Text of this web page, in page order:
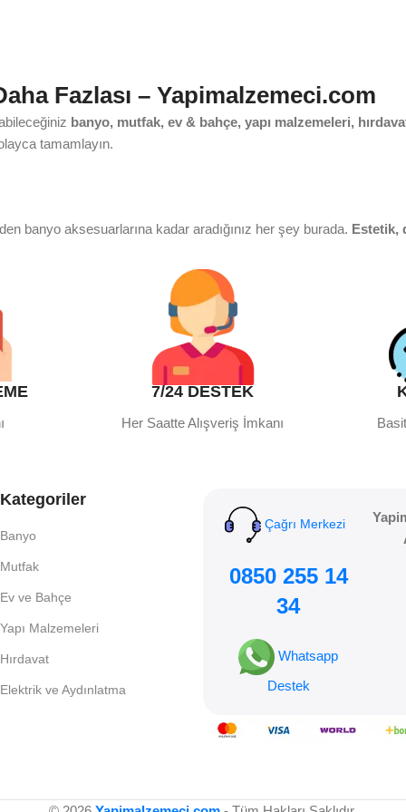
Fazlası – Yapimalzemeci.com
banyo, mutfak, ev & bahçe, yapı malzemeleri,
tamamlayın.
banyo aksesuarlarına kadar aradığınız her şey burada. Estetik,
adrestesiniz. Eviye, mutfak bataryası ve aksesuar çeşitleriyle
evinizde konforlu bir atmosfer yaratın. Bahçe bakımından iç
çatı altında buluşturuyoruz. El aletlerinden bağlantı
alanlarınızı hem güvenli hem de estetik hale getirin. LED
7/24 DESTEK
Her Saatte Alışveriş İmkanı
Kategoriler
Banyo
Mutfak
Ev ve Bahçe
Yapı Malzemeleri
Hırdavat
Elektrik ve Aydınlatma
Çağrı Merkezi
0850 255 14
34
Whatsapp
Destek